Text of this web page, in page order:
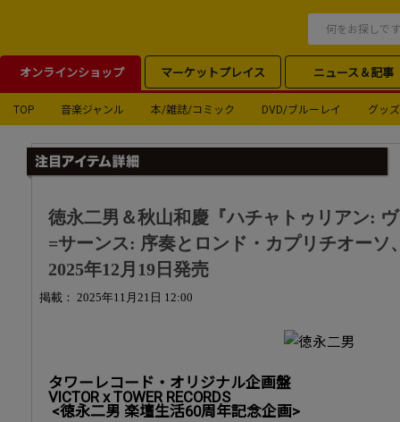
オンラインショップ マーケットプレイス ニュース＆記事
TOP 音楽ジャンル 本/雑誌/コミック DVD/ブルーレイ グッズ
徳永二男＆秋山和慶『ハチャトゥリアン:
=サーンス: 序奏とロンド・カプリチオーソ
2025年12月19日発売
掲載： 2025年11月21日 12:00
タワーレコード・オリジナル企画盤
VICTOR x TOWER RECORDS
<徳永二男 楽壇生活60周年記念企画>